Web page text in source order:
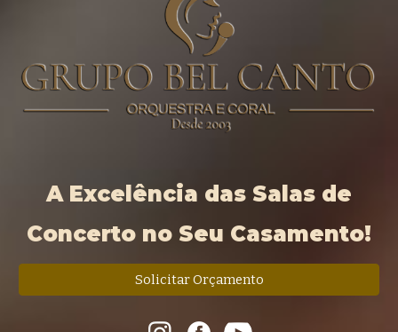
A Excelência das Salas de
Concerto no Seu Casamento!
Solicitar Orçamento